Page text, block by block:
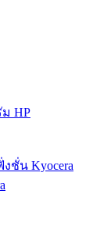
HP
ชั่น Kyocera